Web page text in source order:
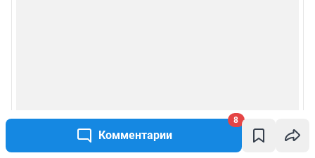
Комментарии
8